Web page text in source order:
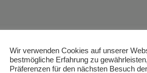
Wir verwenden Cookies auf unserer
bestmögliche Erfahrung zu
Präferenzen für den nächsten Besuch